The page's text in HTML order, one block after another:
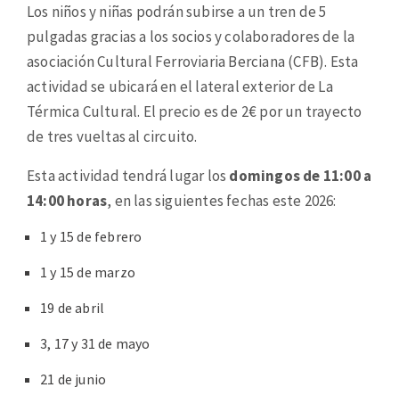
Los niños y niñas podrán subirse a un tren de 5
pulgadas gracias a los socios y colaboradores de la
asociación Cultural Ferroviaria Berciana (CFB). Esta
actividad se ubicará en el lateral exterior de La
Térmica Cultural. El precio es de 2€ por un trayecto
de tres vueltas al circuito.
Esta actividad tendrá lugar los domingos de 11:00 a
14:00 horas, en las siguientes fechas este 2026:
1 y 15 de febrero
1 y 15 de marzo
19 de abril
3, 17 y 31 de mayo
21 de junio